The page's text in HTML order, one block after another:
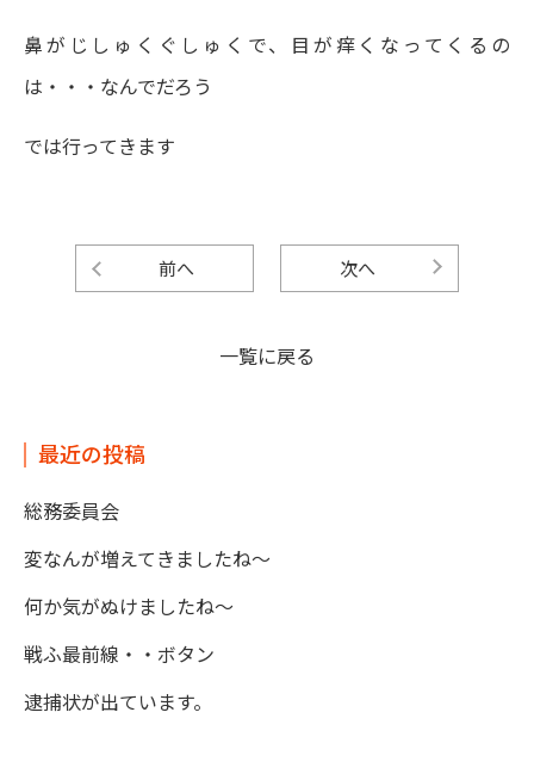
鼻がじしゅくぐしゅくで、目が痒くなってくるの
は・・・なんでだろう
では行ってきます
前へ 次へ
一覧に戻る
最近の投稿
総務委員会
変なんが増えてきましたね～
何か気がぬけましたね～
戦ふ最前線・・ボタン
逮捕状が出ています。